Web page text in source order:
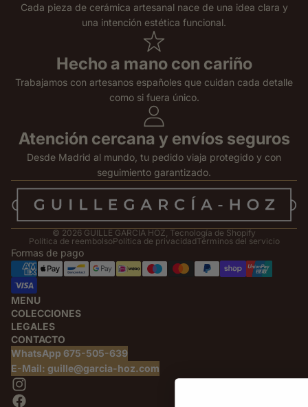
Cada pieza de cerámica artesanal nace de una idea clara y
una intención estética funcional.
Hecho a mano con cariño
Trabajamos con artesanos españoles que cuidan cada detalle
como si fuera único.
Atención cercana y envíos seguros
Desde Madrid al mundo, tu pedido viaja protegido y con
seguimiento garantizado.
© 2026 GUILLE GARCIA HOZ, Tecnología de Shopify
Política de reembolsoPolítica de privacidadTérminos del servicio
Formas de pago
MENU
COLECCIONES
LEGALES
CONTACTO
WhatsApp 675-505-639
E-Mail: guille@garcia-hoz.com